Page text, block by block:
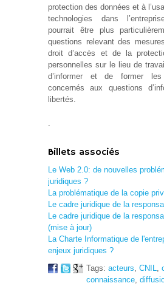
protection des données et à
technologies dans
pourrait être plus
questions relevant des
droit d’accès et de la
personnelles sur le lieu de
d’informer et de former
concernés aux questions
libertés.
.
Billets associés
Le Web 2.0: de nouvelles
juridiques ?
La problématique de la copie
Le cadre juridique de la
Le cadre juridique de la
(mise à jour)
La Charte Informatique de
enjeux juridiques ?
Tags: acteurs, CNIL,
connaissance,